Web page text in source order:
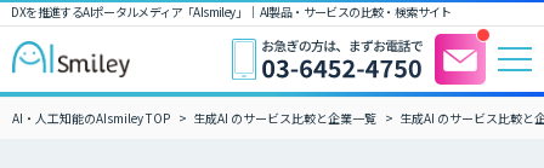
DXを推進するAIポータルメディア「AIsmiley」｜ AI製品・サービスの比較・検索サイト
AI・人工知能のAIsmiley TOP 生成AI のサービス比較と企業一覧 生成AI のサービス比較と